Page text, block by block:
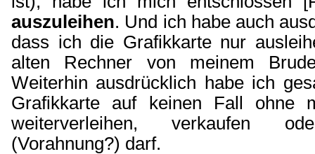
auszuleihen. Und ich habe auch
dass ich die Grafikkarte nur
alten Rechner von meinem
Weiterhin ausdrücklich habe ich
Grafikkarte auf keinen Fall ohne
weiterverleihen, verkaufen
(Vorahnung?) darf.